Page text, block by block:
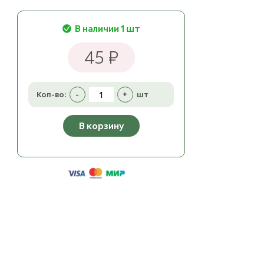
В наличии 1 шт
45 ₽
Кол-во: - + шт
В корзину